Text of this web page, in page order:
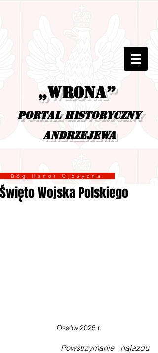
„Wrona”
portal historyczny
Andrzejewa
Honor Ojczyzna
Święto Wojska Polskiego
Ossów 2025 r.
Powstrzymanie najazdu